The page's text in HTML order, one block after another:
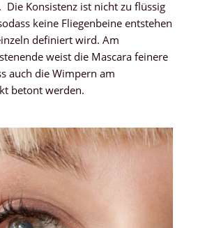
Konsistenz ist nicht zu flüssig
keine Fliegenbeine entstehen
definiert wird. Am
weist die Mascara feinere
auch die Wimpern am
betont werden.